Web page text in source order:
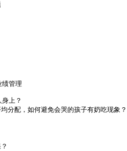
绩管理
上？
分配，如何避免会哭的孩子有奶吃现象？